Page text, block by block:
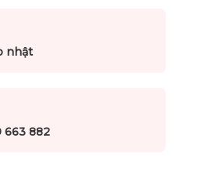
nhật
663 882